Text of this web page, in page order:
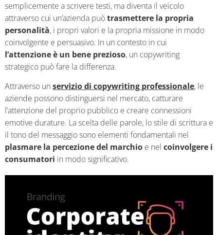
semplicemente a scrivere testi, ma diventa il veicolo
attraverso cui un’azienda puòtrasmettere la propria
personalità, i propri valori e la propria missione in modo
coinvolgente e persuasivo. In un contesto in cui
l’attenzione è un bene prezioso, un copywriting
strategico può fare la differenza.
Attraverso un servizio di copywriting professionale, le
aziende possono distinguersi nel mercato, catturare
l’attenzione del proprio pubblico e creare connessioni
emotive durature. La scelta delle parole, lo stile di scrittura e
il tono del messaggio sono elementi fondamentali nel
plasmare la percezione del marchio e nel coinvolgere i
consumatori in modo significativo.